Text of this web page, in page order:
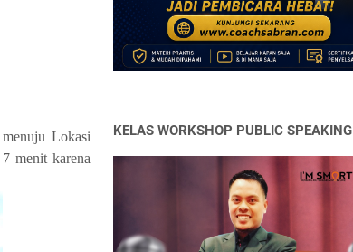
Lokasi
menit karena
KELAS WORKSHOP PUBLIC SPEAKING